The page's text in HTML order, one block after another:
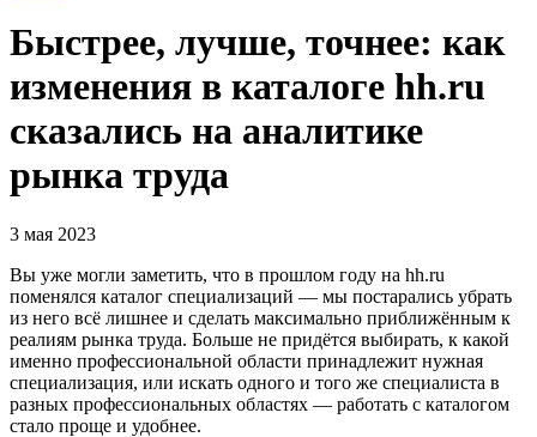
Быстрее, лучше, точнее: как
изменения в каталоге hh.ru
сказались на аналитике
рынка труда
3 мая 2023
Вы уже могли заметить, что в прошлом году на hh.ru
поменялся каталог специализаций — мы постарались убрать
из него всё лишнее и сделать максимально приближённым к
реалиям рынка труда. Больше не придётся выбирать, к какой
именно профессиональной области принадлежит нужная
специализация, или искать одного и того же специалиста в
разных профессиональных областях — работать с каталогом
стало проще и удобнее.